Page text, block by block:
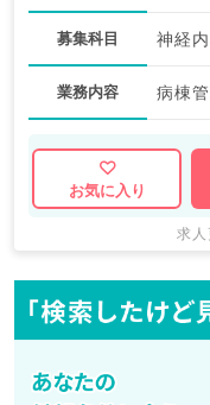
募集科目
業務内容 病棟
お気に入り
求